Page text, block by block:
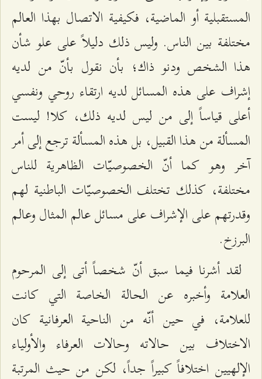
المستقبلية أو الماضية، فكيفية الاتصال بهذا العالم
مختلفة بين الناس. وليس ذلك دليلاً على علو شأن
هذا الشخص ودنو ذاك؛ بأن نقول بأنّ من لديه
إشراف على هذه المسائل لديه ارتقاء روحي ونفسي
أعلى قياساً إلى من ليس لديه ذلك، كلا! ليست
المسألة من هذا القبيل، بل هذه المسألة ترجع إلى أمر
آخر وهو كما أنّ الخصوصيّات الظاهرية للناس
مختلفة، كذلك تختلف الخصوصيّات الباطنية لهم
وقدرتهم على الإشراف على مسائل عالم المثال وعالم
البرزخ.
لقد أشرنا فيما سبق أنّ شخصاً أتى إلى المرحوم
العلامة وأخبره عن الحالة الخاصة التي كانت
للعلامة، في حين أنّه من الناحية العرفانية كان
الاختلاف بين حالاته وحالات العرفاء والأولياء
الإلهيين اختلافاً كبيراً جداً، لكن من حيث المرتبة